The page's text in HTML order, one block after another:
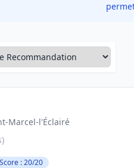
Marcel-l'Éclairé
Score : 20/20